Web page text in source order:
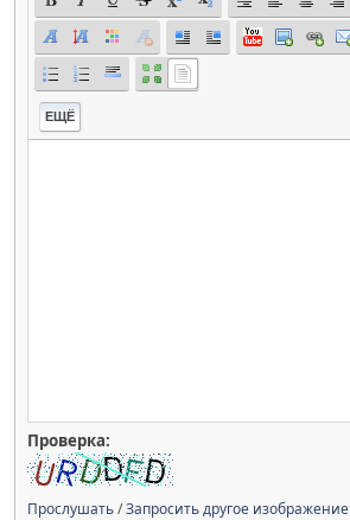
ЕЩЁ
Проверка:
Прослушать/Запросить другое изображение